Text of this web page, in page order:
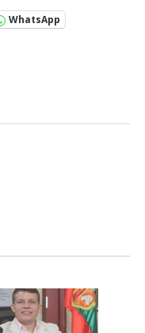
WhatsApp